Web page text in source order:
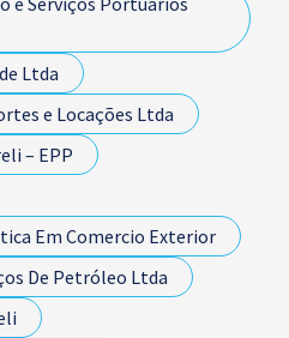
Ltda
e Locações Ltda
– EPP
Em Comercio Exterior
De Petróleo Ltda